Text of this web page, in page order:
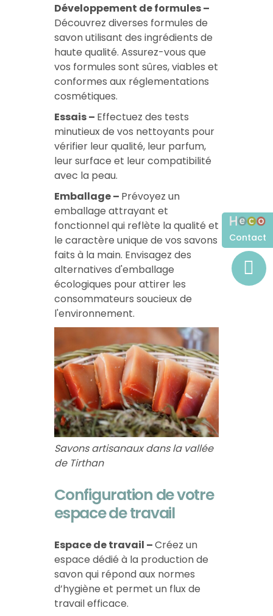
Développement de formules –
Découvrez diverses formules de
savon utilisant des ingrédients de
haute qualité. Assurez-vous que
vos formules sont sûres, viables et
conformes aux réglementations
cosmétiques.
Essais – Effectuez des tests
minutieux de vos nettoyants pour
vérifier leur qualité, leur parfum,
leur surface et leur compatibilité
avec la peau.
Emballage – Prévoyez un
emballage attrayant et
fonctionnel qui reflète la qualité et
le caractère unique de vos savons
faits à la main. Envisagez des
alternatives d'emballage
écologiques pour attirer les
consommateurs soucieux de
l'environnement.
Savons artisanaux dans la vallée
de Tirthan
Configuration de votre
espace de travail
Espace de travail –Créez un
espace dédié à la production de
savon qui répond aux normes
d’hygiène et permet un flux de
travail efficace.
Contact